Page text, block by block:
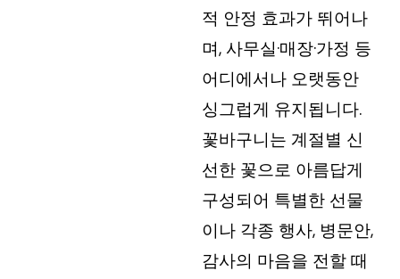
적 안정 효과가 뛰어나
며, 사무실·매장·가정 등
어디에서나 오랫동안
싱그럽게 유지됩니다.
꽃바구니는 계절별 신
선한 꽃으로 아름답게
구성되어 특별한 선물
이나 각종 행사, 병문안,
감사의 마음을 전할 때